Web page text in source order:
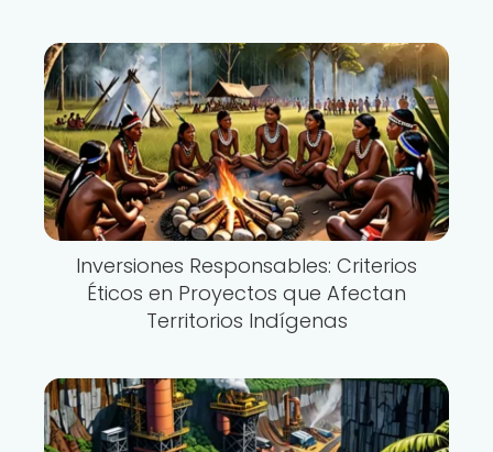
Inversiones Responsables: Criterios
Éticos en Proyectos que Afectan
Territorios Indígenas